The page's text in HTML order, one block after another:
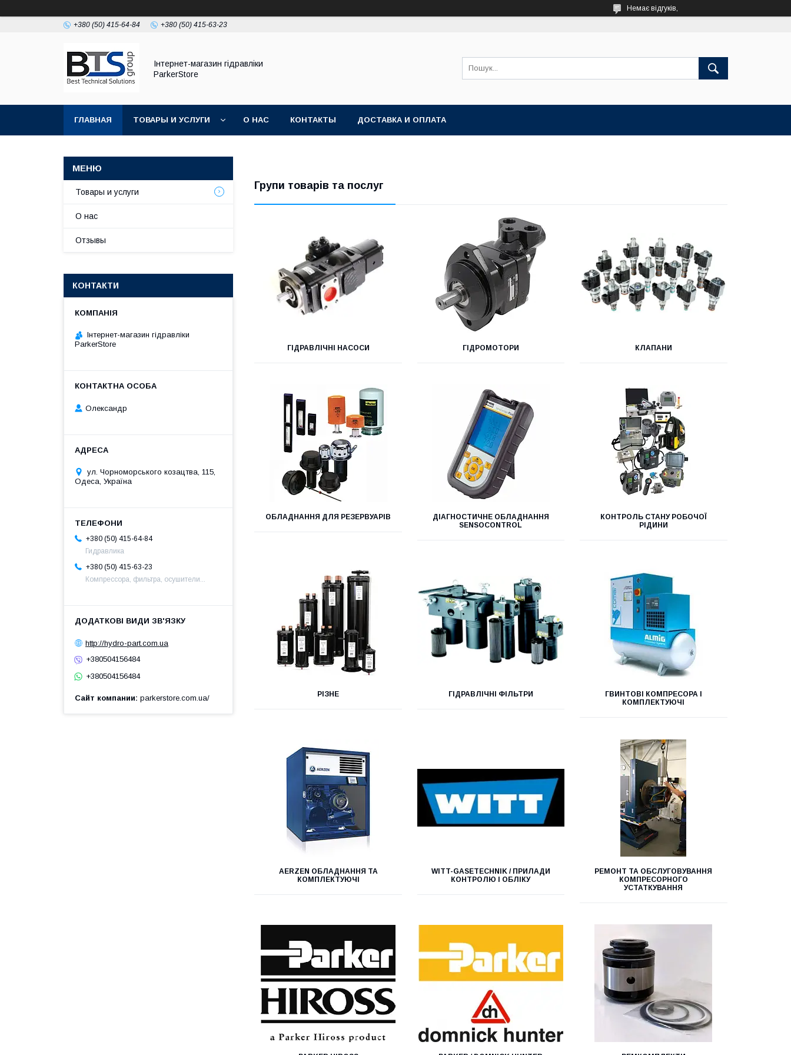
Немає відгуків,
+380 (50) 415-64-84 +380 (50) 415-63-23
Інтернет-магазин гідравліки
ParkerStore
ГЛАВНАЯ ТОВАРЫ И УСЛУГИ О НАС КОНТАКТЫ ДОСТАВКА И ОПЛАТА
Групи товарів та послуг
ГІДРАВЛІЧНІ НАСОСИ ГІДРОМОТОРИ КЛАПАНИ
ОБЛАДНАННЯ ДЛЯ РЕЗЕРВУАРІВ
ДІАГНОСТИЧНЕ ОБЛАДНАННЯ
SENSOCONTROL
КОНТРОЛЬ СТАНУ РОБОЧОЇ
РІДИНИ
РІЗНЕ ГІДРАВЛІЧНІ ФІЛЬТРИ
ГВИНТОВІ КОМПРЕСОРА І
КОМПЛЕКТУЮЧІ
AERZEN ОБЛАДНАННЯ ТА
КОМПЛЕКТУЮЧІ
WITT-GASETECHNIK / ПРИЛАДИ
КОНТРОЛЮ І ОБЛІКУ
РЕМОНТ ТА ОБСЛУГОВУВАННЯ
КОМПРЕСОРНОГО
УСТАТКУВАННЯ
Товары и услуги
О нас
Отзывы
КОНТАКТИ
Інтернет-магазин гідравліки
ParkerStore
Олександр
ул. Чорноморського козацтва, 115,
Одеса, Україна
+380 (50) 415-64-84
Гидравлика
+380 (50) 415-63-23
Компрессора, фильтра, осушители...
http://hydro-part.com.ua
+380504156484
+380504156484
Сайт компании parkerstore.com.ua/